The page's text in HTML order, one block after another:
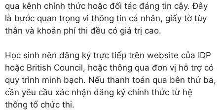
qua kênh chính thức hoặc đối tác đáng tin cậy. Đây
là bước quan trọng vì thông tin cá nhân, giấy tờ tùy
thân và khoản phí thi đều có giá trị cao.
Học sinh nên đăng ký trực tiếp trên website của IDP
hoặc British Council, hoặc thông qua đơn vị hỗ trợ có
quy trình minh bạch. Nếu thanh toán qua bên thứ ba,
cần yêu cầu xác nhận đăng ký chính thức từ hệ
thống tổ chức thi.